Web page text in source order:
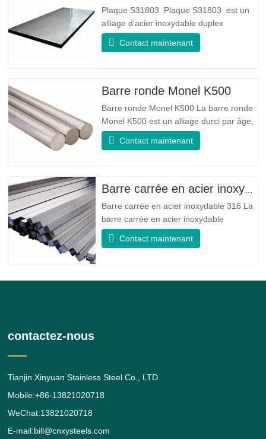
Plaque S31803 Plaque S31803 est un
alliage d'acier inoxydable duplex
standard de qualité duplex. Il a la
microstructure d'un rapport
stabilité mécanique fiable, de ductilité et
Contact maintenant
Barre ronde Monel K500
Barre ronde Monel K500 La barre ronde
Monel K500 est un alliage durci par âge,
dont la composition de base se compose
d'éléments comme le nickel et le cuivre.
la résistance à la fatigue et la résistance
Contact maintenant
Barre carrée en acier inoxydable 316 La
barre carrée en acier inoxydable
316/316L est une barre en alliage d'acier
inoxydable 316/316L de forme carrée.
Contact maintenant
contactez-nous
Tianjin Xinyuan Stainless Steel Co., LTD
Mobile:+86-13821020718
WeChat:13821020718
E-mail:bill@cnxysteels.com